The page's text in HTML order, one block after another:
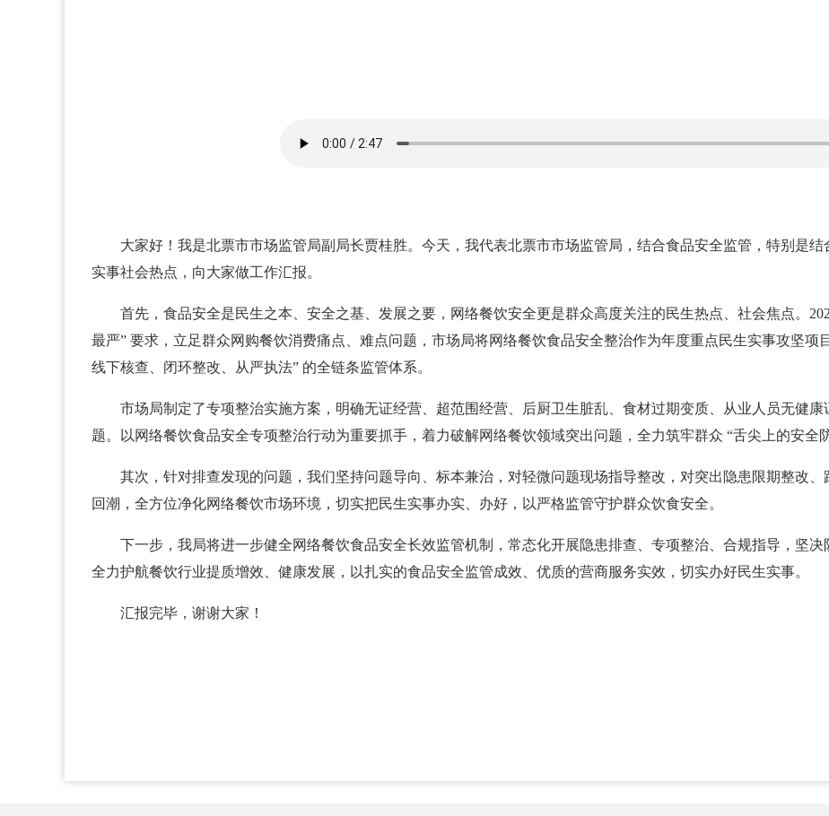
大家好！我是北票市市场监管局副局长贾桂胜。今天，我代表北票市市场监管局，结合食品安全监管，特别是
实事社会热点，向大家做工作汇报。
首先，食品安全是民生之本、安全之基、发展之要，网络餐饮安全更是群众高度关注的民生热点、社会焦点。
最严” 要求，立足群众网购餐饮消费痛点、难点问题，市场局将网络餐饮食品安全整治作为年度重点民生实事攻坚项
线下核查、闭环整改、从严执法” 的全链条监管体系。
市场局制定了专项整治实施方案，明确无证经营、超范围经营、后厨卫生脏乱、食材过期变质、从业人员无健
题。以网络餐饮食品安全专项整治行动为重要抓手，着力破解网络餐饮领域突出问题，全力筑牢群众 “舌尖上的安全防
其次，针对排查发现的问题，我们坚持问题导向、标本兼治，对轻微问题现场指导整改，对突出隐患限期整改
回潮，全方位净化网络餐饮市场环境，切实把民生实事办实、办好，以严格监管守护群众饮食安全。
下一步，我局将进一步健全网络餐饮食品安全长效监管机制，常态化开展隐患排查、专项整治、合规指导，坚决
全力护航餐饮行业提质增效、健康发展，以扎实的食品安全监管成效、优质的营商服务实效，切实办好民生实事。
汇报完毕，谢谢大家！